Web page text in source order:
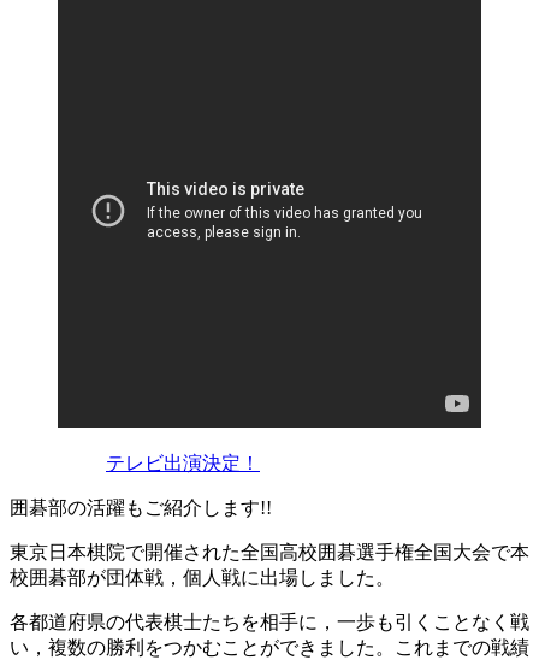
テレビ出演決定！
囲碁部の活躍もご紹介します!!
東京日本棋院で開催された全国高校囲碁選手権全国大会で本
校囲碁部が団体戦，個人戦に出場しました。
各都道府県の代表棋士たちを相手に，一歩も引くことなく戦
い，複数の勝利をつかむことができました。これまでの戦績